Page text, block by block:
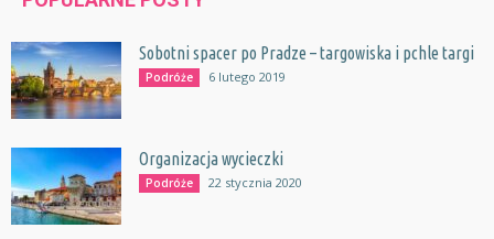
Sobotni spacer po Pradze – targowiska i pchle targi
Podróże 6 lutego 2019
Organizacja wycieczki
Podróże 22 stycznia 2020